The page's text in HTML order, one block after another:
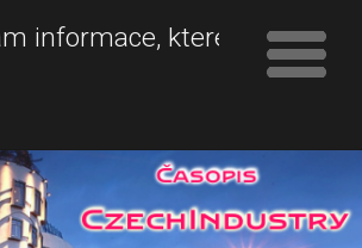
informace, které